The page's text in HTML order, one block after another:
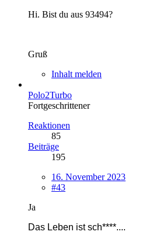
Hi. Bist du aus 93494?
Gruß
Inhalt melden
Polo2Turbo
Fortgeschrittener
Reaktionen
85
Beiträge
195
16. November 2023
#43
Ja
Das Leben ist sch****....